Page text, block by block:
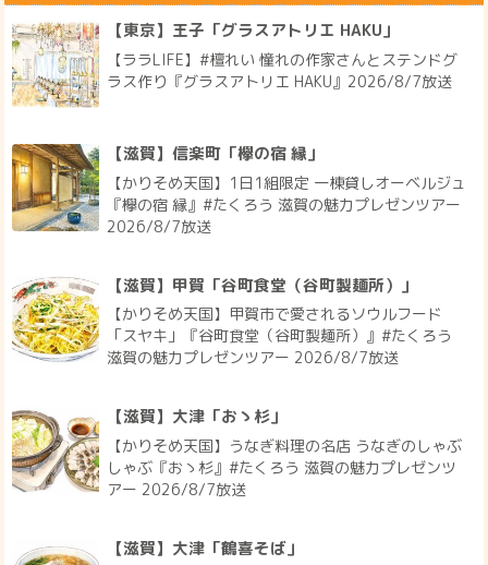
【東京】王子「グラスアトリエ HAKU」
【ララLIFE】#檀れい 憧れの作家さんとステンドグ
ラス作り『グラスアトリエ HAKU』2026/8/7放送
【滋賀】信楽町「欅の宿 縁」
【かりそめ天国】1日1組限定 一棟貸しオーベルジュ
『欅の宿 縁』#たくろう 滋賀の魅力プレゼンツアー
2026/8/7放送
【滋賀】甲賀「谷町食堂（谷町製麺所）」
【かりそめ天国】甲賀市で愛されるソウルフード
「スヤキ」『谷町食堂（谷町製麺所）』#たくろう
滋賀の魅力プレゼンツアー 2026/8/7放送
【滋賀】大津「おゝ杉」
【かりそめ天国】うなぎ料理の名店 うなぎのしゃぶ
しゃぶ『おゝ杉』#たくろう 滋賀の魅力プレゼンツ
アー 2026/8/7放送
【滋賀】大津「鶴喜そば」